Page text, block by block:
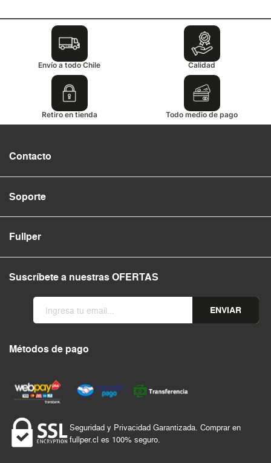
Envío a todo Chile Calidad
Retiro en tienda Todo medio de pago
Contacto
Soporte
Fullper
Suscríbete a nuestras OFERTAS
ENVIAR
Métodos de pago
Seguridad y Privacidad Garantizada. Comprar en
fullper.cl es 100% seguro.